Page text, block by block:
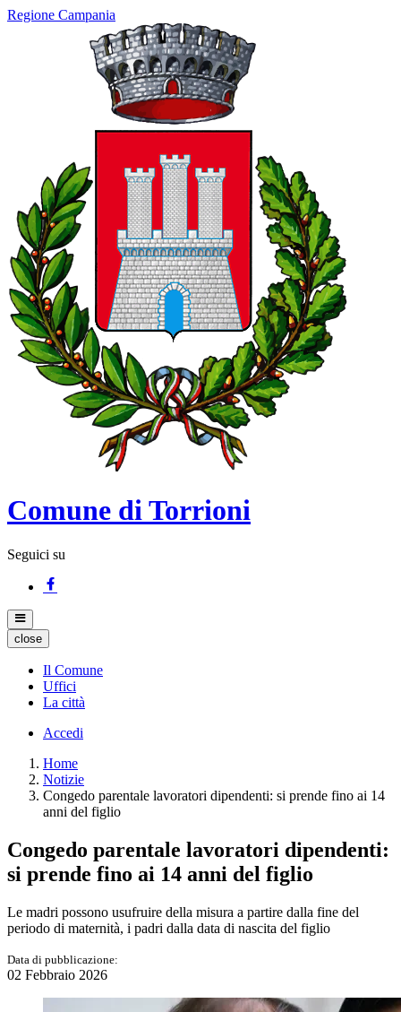
Regione Campania
Comune di Torrioni
Seguici su
close
Il Comune
Uffici
La città
Accedi
Home
Notizie
Congedo parentale lavoratori dipendenti: si prende fino ai 14
anni del figlio
Congedo parentale lavoratori dipendenti:
si prende fino ai 14 anni del figlio
Le madri possono usufruire della misura a partire dalla fine del
periodo di maternità, i padri dalla data di nascita del figlio
Data di pubblicazione:
02 Febbraio 2026